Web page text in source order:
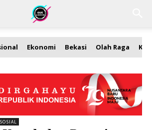
Ekonomi Bekasi Olah Raga
SOSIAL